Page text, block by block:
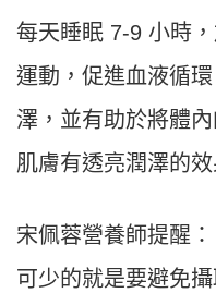
每天睡眠 7-9 小時
運動，促進血液循
澤，並有助於將體
肌膚有透亮潤澤的效
宋佩蓉營養師提醒
可少的就是要避免